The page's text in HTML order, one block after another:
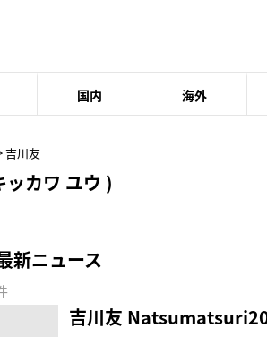
国内 海外
吉川友
ッカワ ユウ )
新ニュース
吉川友